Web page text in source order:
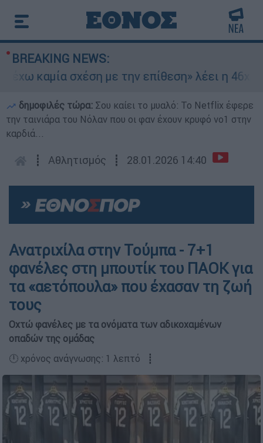
BREAKING NEWS:
καμία σχέση με την επίθεση» λέει η
δημοφιλές τώρα: Σου καίει το μυαλό: Το Netflix έφερε
την ταινιάρα του Νόλαν που οι φαν έχουν κρυφό νο1 στην
καρδιά...
┋ Αθλητισμός ┋ 28.01.2026 14:40
Ανατριχίλα στην Τούμπα - 7+1
φανέλες στη μπουτίκ του ΠΑΟΚ για
τα «αετόπουλα» που έχασαν τη ζωή
τους
Οχτώ φανέλες με τα ονόματα των αδικοχαμένων
οπαδών της ομάδας
🕛 χρόνος ανάγνωσης: 1 λεπτό ┋